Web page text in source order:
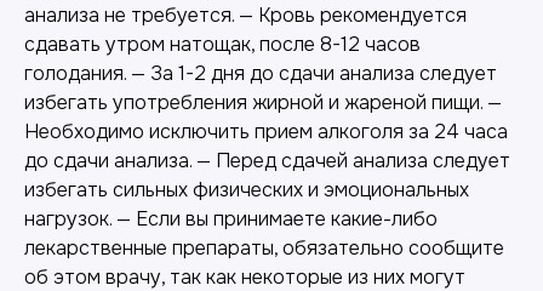
анализа не требуется. — Кровь рекомендуется
сдавать утром натощак, после 8-12 часов
голодания. — За 1-2 дня до сдачи анализа следует
избегать употребления жирной и жареной пищи. —
Необходимо исключить прием алкоголя за 24 часа
до сдачи анализа. — Перед сдачей анализа следует
избегать сильных физических и эмоциональных
нагрузок. — Если вы принимаете какие-либо
лекарственные препараты, обязательно сообщите
об этом врачу, так как некоторые из них могут